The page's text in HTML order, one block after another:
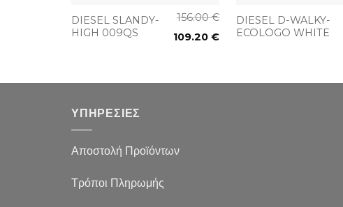
DIESEL SLANDY-
HIGH 009QS
156.00€
109.20€
DIESEL D-WALKY-
ECOLOGO WHITE
ΥΠΗΡΕΣΙΕΣ
Αποστολή Προϊόντων
Τρόποι Πληρωμής